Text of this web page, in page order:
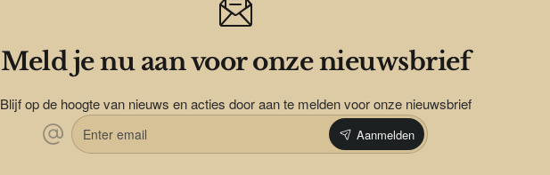
Meld je nu aan voor onze nieuwsbrief
Blijf op de hoogte van nieuws en acties door aan te melden voor onze nieuwsbrief
Enter
email
Aanmelden